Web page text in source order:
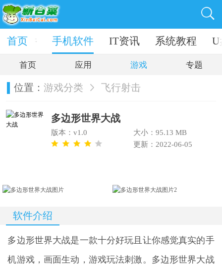
脑软件 手机软件 IT资讯 系统教程 U
首页
首页 应用 游戏 专题
位置： 游戏分类 飞行射击
多边形世界大战
版本：v1.0
大小：95.13 MB
更新：2022-06-05
软件介绍
多边形世界大战是一款十分好玩且让你感觉真实的手
机游戏，画面生动，游戏玩法刺激。多边形世界大战